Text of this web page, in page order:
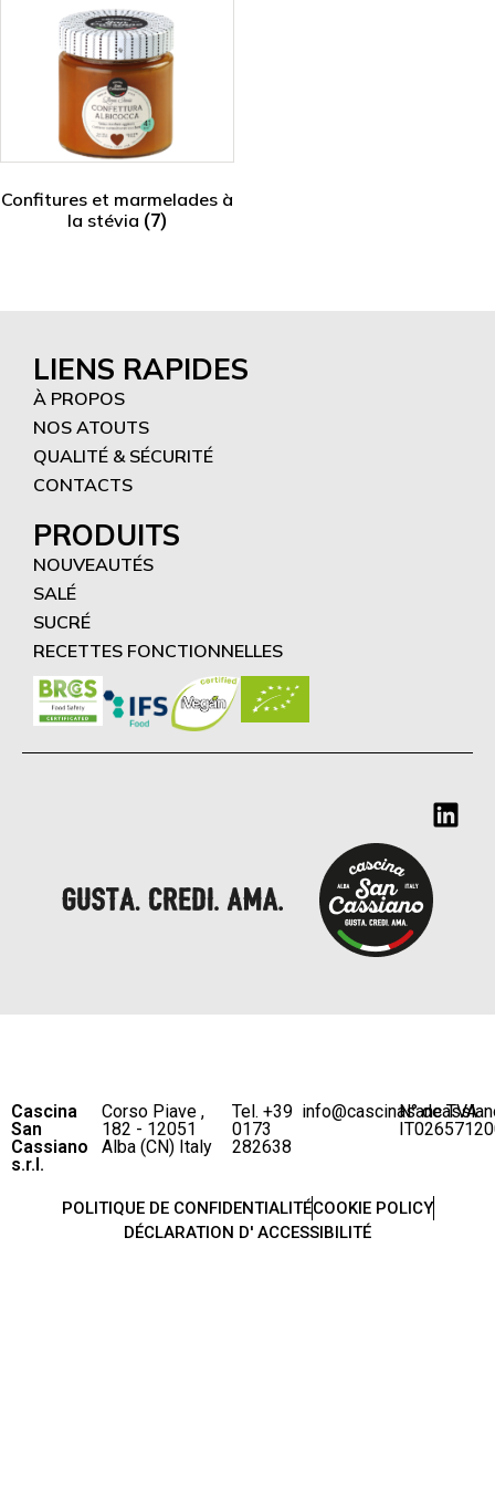
Confitures et marmelades à
la stévia (7)
LIENS RAPIDES
À PROPOS
NOS ATOUTS
QUALITÉ & SÉCURITÉ
CONTACTS
PRODUITS
NOUVEAUTÉS
SALÉ
SUCRÉ
RECETTES FONCTIONNELLES
Cascina
San
Cassiano
s.r.l.
Corso Piave ,
182 - 12051
Alba (CN) Italy
Tel. +39
0173
282638
N° de TVA
POLITIQUE DE CONFIDENTIALITÉCOOKIE POLICY
DÉCLARATION D' ACCESSIBILITÉ